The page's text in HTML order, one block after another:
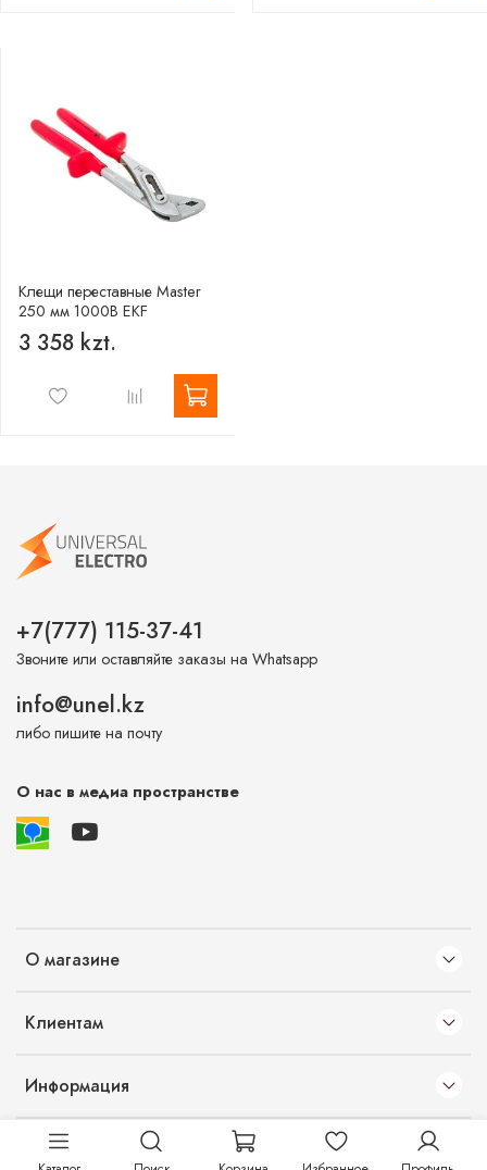
Клещи переставные Master
250 мм 1000В EKF
3 358 kzt.
О магазине
Клиентам
Информация
+7(777) 115-37-41
Звоните или оставляйте заказы на Whatsapp
info@unel.kz
либо пишите на почту
О нас в медиа пространстве